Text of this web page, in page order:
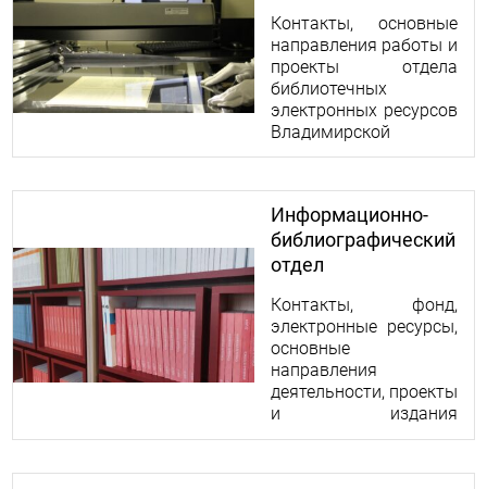
Контакты, основные
направления работы и
проекты отдела
библиотечных
электронных ресурсов
Владимирской
областной научной
Информационно-
библиографический
отдел
Контакты, фонд,
электронные ресурсы,
основные
направления
деятельности, проекты
и издания
информационно-
отдела библиотеки.